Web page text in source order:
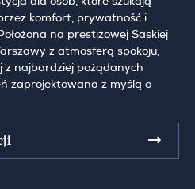
komfort, prywatność i
na prestiżowej Saskiej
z atmosferą spokoju,
z najbardziej pożądanych
zaprojektowana z myślą o